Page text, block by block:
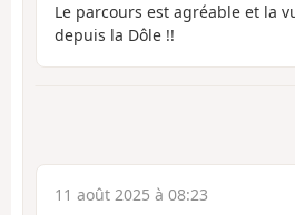
Le parcours est agréable et la
depuis la Dôle !!
11 août 2025 à 08:23